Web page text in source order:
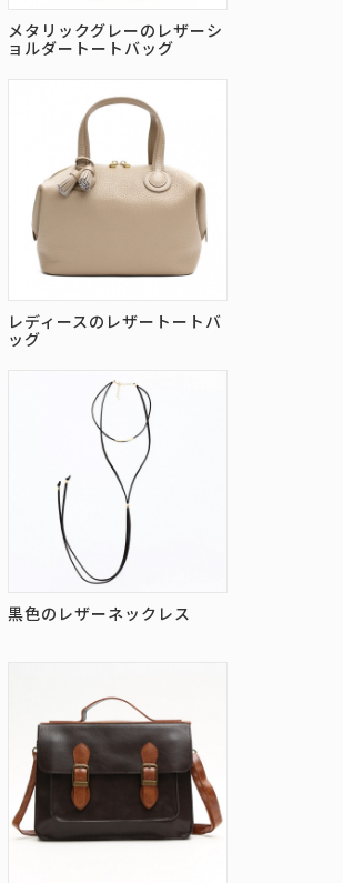
メタリックグレーのレザーシ
ョルダートートバッグ
レディースのレザートートバ
ッグ
黒色のレザーネックレス